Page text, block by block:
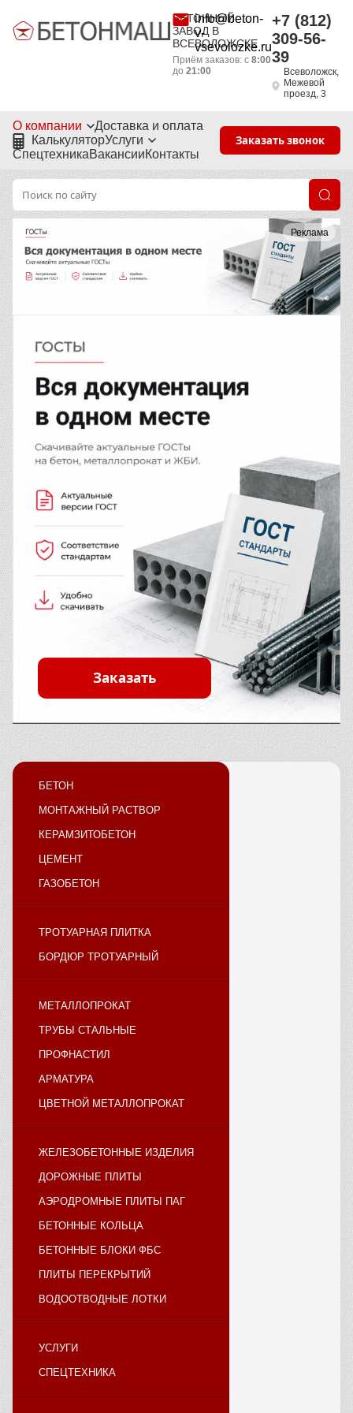
БЕТОННЫЙ
ЗАВОД В
ВСЕВОЛОЖСКЕ
info@beton-
v-
vsevolozke.ru
Приём заказов: с 8:00
до 21:00
+7 (812)
309-56-
39
Всеволожск,
Межевой
проезд, 3
О компании
Доставка и оплата
КалькуляторУслуги
СпецтехникаВакансииКонтакты
Заказать звонок
Реклама
Заказать
БЕТОН
МОНТАЖНЫЙ РАСТВОР
КЕРАМЗИТОБЕТОН
ЦЕМЕНТ
ГАЗОБЕТОН
ТРОТУАРНАЯ ПЛИТКА
БОРДЮР ТРОТУАРНЫЙ
МЕТАЛЛОПРОКАТ
ТРУБЫ СТАЛЬНЫЕ
ПРОФНАСТИЛ
АРМАТУРА
ЦВЕТНОЙ МЕТАЛЛОПРОКАТ
ЖЕЛЕЗОБЕТОННЫЕ ИЗДЕЛИЯ
ДОРОЖНЫЕ ПЛИТЫ
АЭРОДРОМНЫЕ ПЛИТЫ ПАГ
БЕТОННЫЕ КОЛЬЦА
БЕТОННЫЕ БЛОКИ ФБС
ПЛИТЫ ПЕРЕКРЫТИЙ
ВОДООТВОДНЫЕ ЛОТКИ
УСЛУГИ
СПЕЦТЕХНИКА